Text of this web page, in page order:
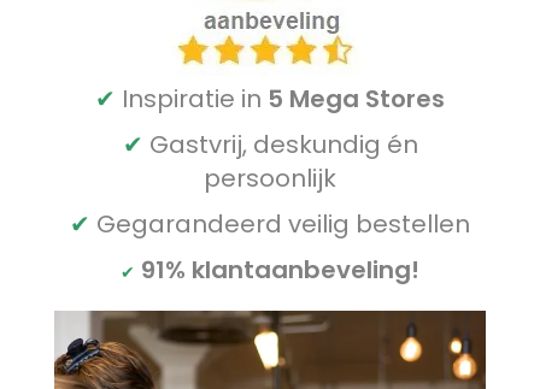
✔ Inspiratie in 5 Mega Stores
✔ Gastvrij, deskundig én
persoonlijk
✔ Gegarandeerd veilig bestellen
✔ 91% klantaanbeveling!